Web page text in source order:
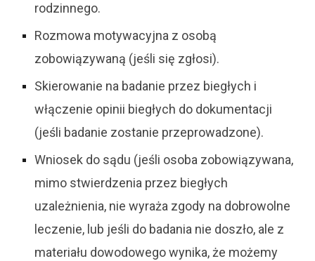
rodzinnego.
Rozmowa motywacyjna z osobą
zobowiązywaną (jeśli się zgłosi).
Skierowanie na badanie przez biegłych i
włączenie opinii biegłych do dokumentacji
(jeśli badanie zostanie przeprowadzone).
Wniosek do sądu (jeśli osoba zobowiązywana,
mimo stwierdzenia przez biegłych
uzależnienia, nie wyraża zgody na dobrowolne
leczenie, lub jeśli do badania nie doszło, ale z
materiału dowodowego wynika, że możemy